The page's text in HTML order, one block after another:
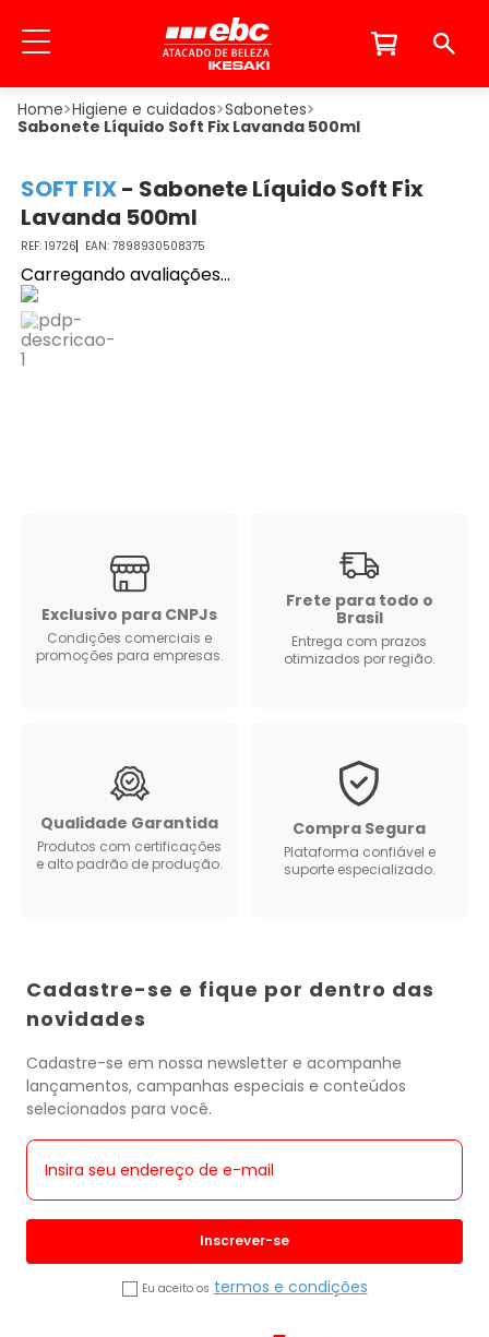
Higiene e cuidados Sabonetes
Sabonete Líquido Soft Fix Lavanda 500ml
SOFT FIX- Sabonete Líquido Soft Fix
Lavanda 500ml
19726 7898930508375
Carregando avaliações...
Exclusivo para CNPJs
Condições comerciais e
promoções para empresas.
Frete para todo o
Brasil
Entrega com prazos
otimizados por região.
Qualidade Garantida
Produtos com certificações
e alto padrão de produção.
Compra Segura
Plataforma confiável e
suporte especializado.
Cadastre-se e fique por dentro das
novidades
Cadastre-se em nossa newsletter e acompanhe
lançamentos, campanhas especiais e conteúdos
selecionados para você.
Inscrever-se
Eu aceito os termos e condições